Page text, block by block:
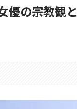
優の宗教観と